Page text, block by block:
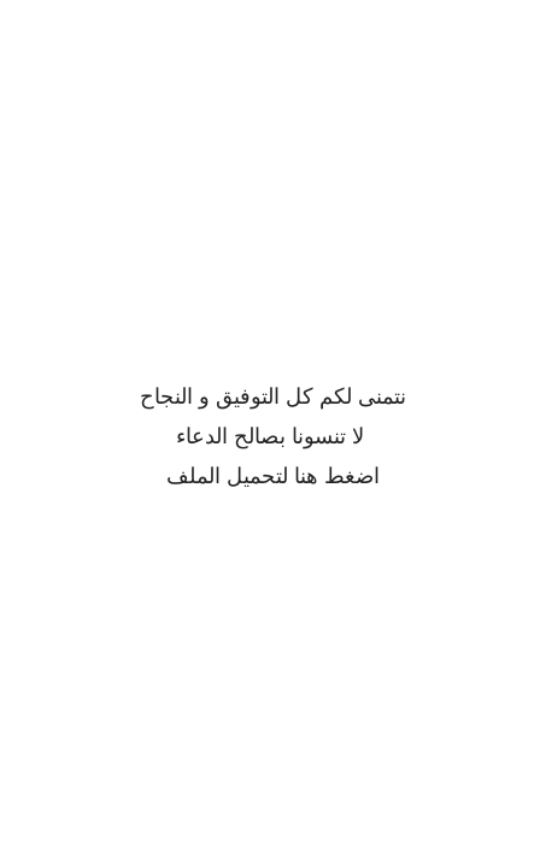
نتمنى لكم كل التوفيق و النجاح
لا تنسونا بصالح الدعاء
اضغط هنا لتحميل الملف